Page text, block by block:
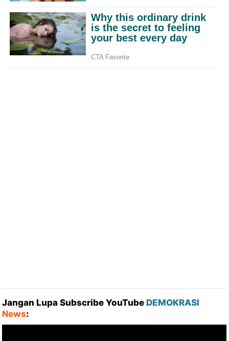
Jangan Lupa Subscribe YouTube DEMOKRASI
News: